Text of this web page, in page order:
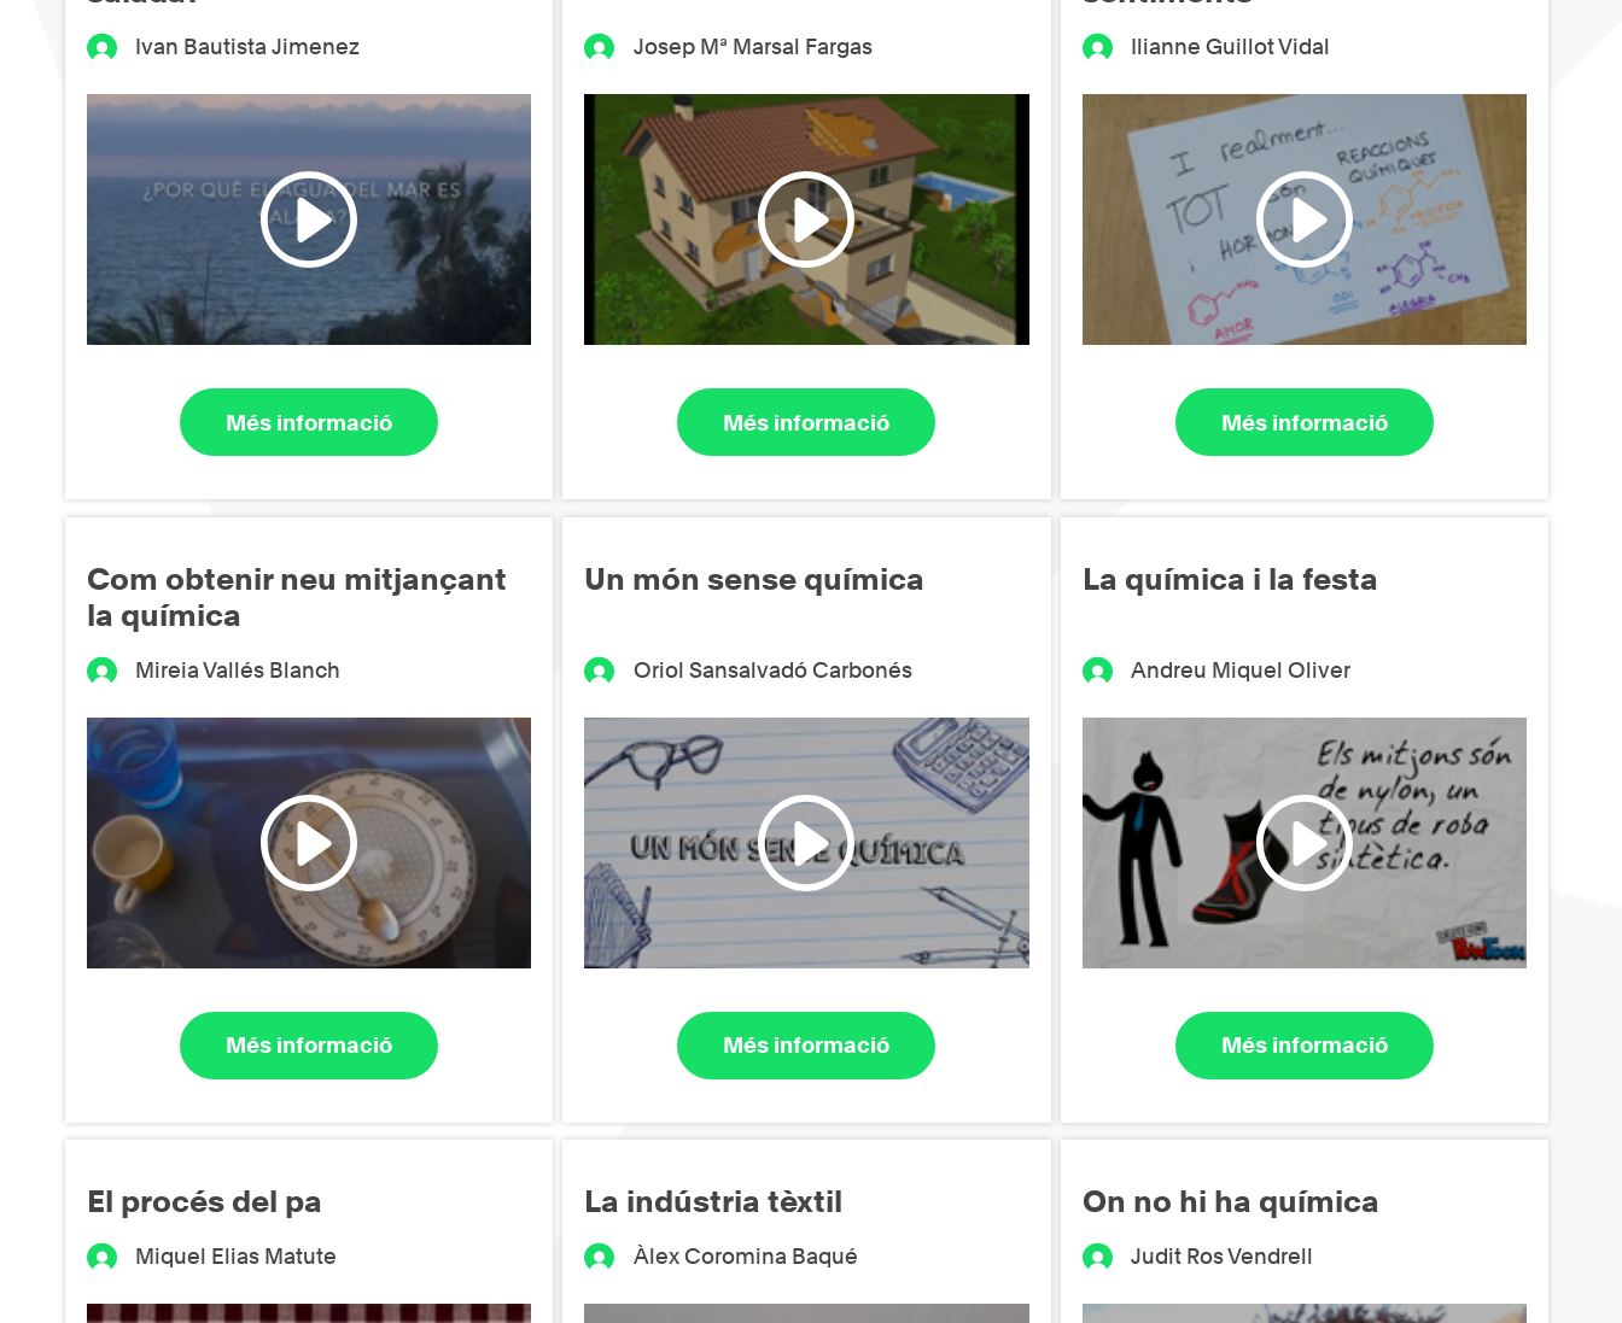
Ivan Bautista Jimenez
Més informació
Josep Mª Marsal Fargas
Més informació
Ilianne Guillot Vidal
Més informació
Com obtenir neu mitjançant
la química
Mireia Vallés Blanch
Més informació
Un món sense química
Oriol Sansalvadó Carbonés
Més informació
La química i la festa
Andreu Miquel Oliver
Més informació
El procés del pa
Miquel Elias Matute
La indústria tèxtil
Àlex Coromina Baqué
On no hi ha química
Judit Ros Vendrell